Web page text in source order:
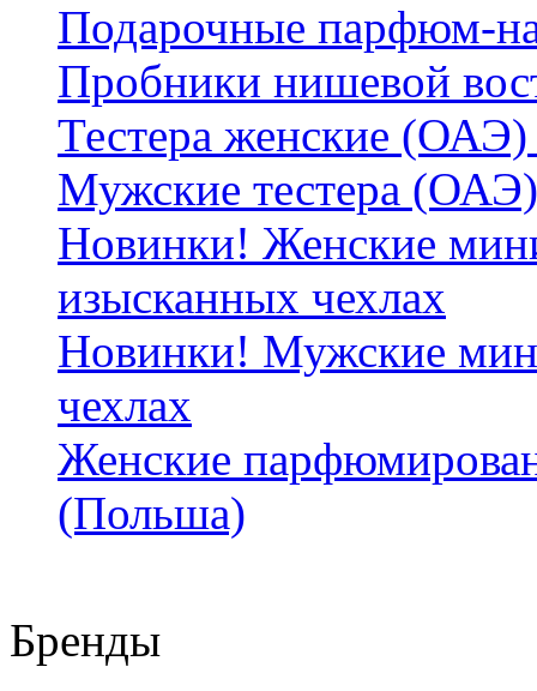
Подарочные парфюм-
Пробники нишевой
Тестера женские (ОАЭ)
Мужские тестера (ОАЭ)
Новинки! Женские
изысканных чехлах
Новинки! Мужские
чехлах
Женские
(Польша)
Бренды